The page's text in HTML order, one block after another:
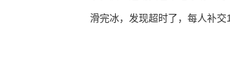
滑完冰，发现超时了，每人补交